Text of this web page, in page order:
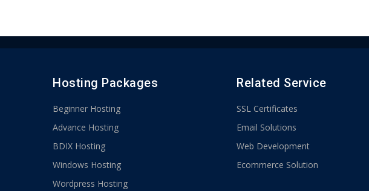
Hosting Packages
Beginner Hosting
Advance Hosting
BDIX Hosting
Windows Hosting
Wordpress Hosting
Related Service
SSL Certificates
Email Solutions
Web Development
Ecommerce Solution